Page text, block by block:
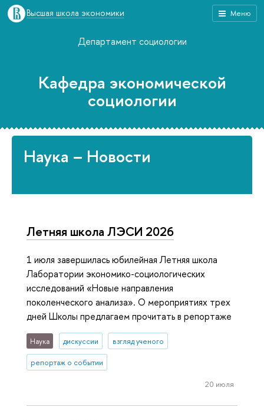
Меню
Высшая школа экономики
Департамент социологии
Кафедра экономической
социологии
Наука – Новости
Летняя школа ЛЭСИ 2026
1 июля завершилась юбилейная Летняя школа
Лаборатории экономико-социологических
исследований «Новые направления
поколенческого анализа». О мероприятиях трех
дней Школы предлагаем прочитать в репортаже
Наука дискуссии взгляд ученого
репортаж о событии
20 июля